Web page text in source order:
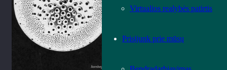
Virtualios realybės patirtis
Prisijunk prie mūsų